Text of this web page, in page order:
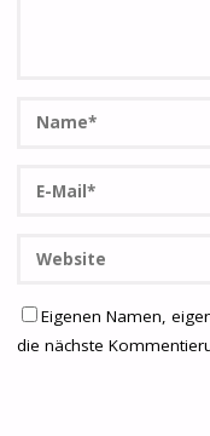
Eigenen Namen,
die nächste